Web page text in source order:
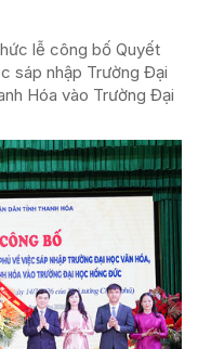
lễ công bố Quyết
sáp nhập Trường Đại
Hóa vào Trường Đại